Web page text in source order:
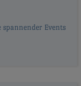
Events